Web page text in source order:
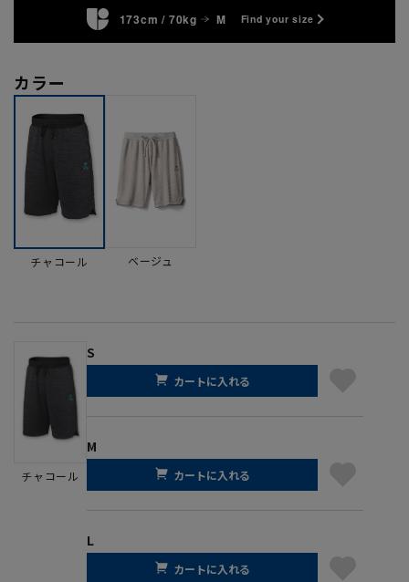
173cm / 70kg M Find your size
カラー
チャコール ベージュ
チャコール
S
カートに入れる
M
カートに入れる
L
カートに入れる